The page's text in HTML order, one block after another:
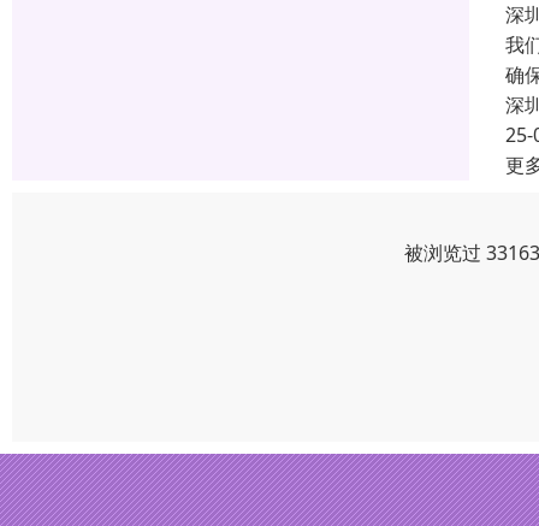
深
我
确
深
25-
更
被浏览过